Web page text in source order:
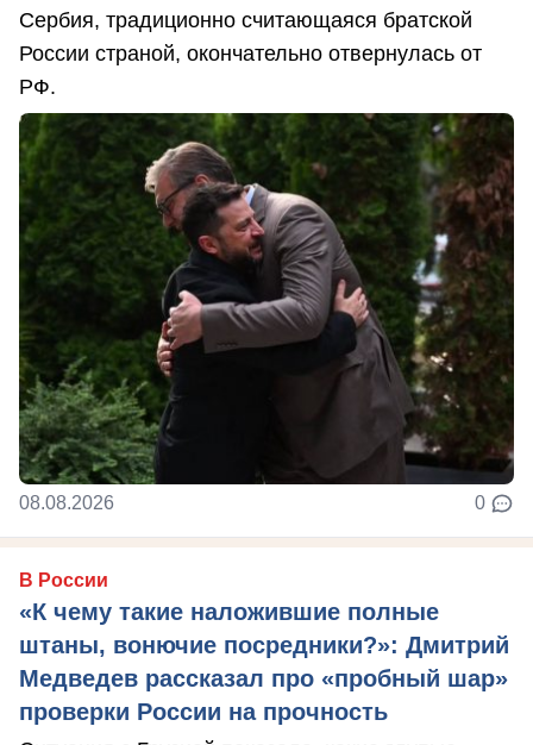
Сербия, традиционно считающаяся братской
России страной, окончательно отвернулась от
РФ.
08.08.2026 0
В России
«К чему такие наложившие полные
штаны, вонючие посредники?»: Дмитрий
Медведев рассказал про «пробный шар»
проверки России на прочность